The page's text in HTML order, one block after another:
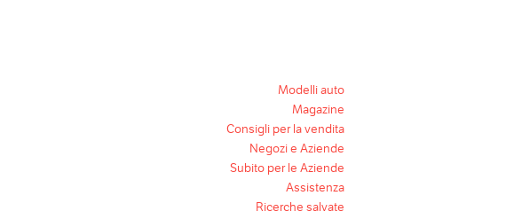
Modelli auto
Magazine
Consigli per la vendita
Negozi e Aziende
Subito per le Aziende
Assistenza
Ricerche salvate